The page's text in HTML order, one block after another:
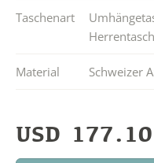
Taschenart
Material Schweizer
USD 177.10